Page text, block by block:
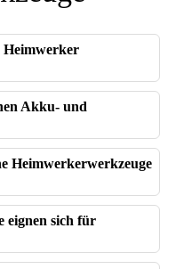
Heimwerker
Akku- und
Heimwerkerwerkzeuge
eignen sich für